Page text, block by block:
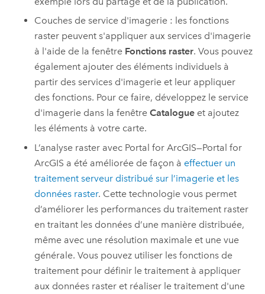
Couches de service d'imagerie : les fonctions
raster peuvent s'appliquer aux services d'imagerie
à l'aide de la fenêtre Fonctions raster. Vous pouvez
également ajouter des éléments individuels à
partir des services d'imagerie et leur appliquer
des fonctions. Pour ce faire, développez le service
d'imagerie dans la fenêtreCatalogue et ajoutez
les éléments à votre carte.
L’analyse raster avec Portal for ArcGIS—Portal for
ArcGIS a été améliorée de façon à effectuer un
traitement serveur distribué sur l’imagerie et les
données raster. Cette technologie vous permet
d’améliorer les performances du traitement raster
en traitant les données d’une manière distribuée,
même avec une résolution maximale et une vue
générale. Vous pouvez utiliser les fonctions de
traitement pour définir le traitement à appliquer
aux données raster et réaliser le traitement d'une